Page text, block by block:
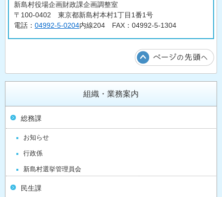
新島村役場企画財政課企画調整室
〒100-0402 東京都新島村本村1丁目1番1号
電話： 04992-5-0204内線204 FAX：04992-5-1304
組織・業務案内
総務課
お知らせ
行政係
新島村選挙管理員会
民生課